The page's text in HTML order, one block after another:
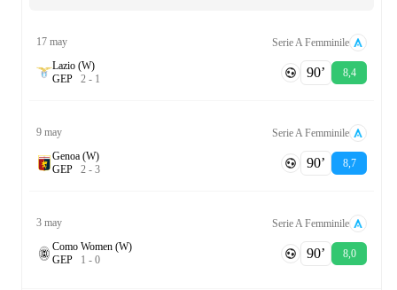
17 may
Serie A Femminile
Lazio (W)
GEP 2 - 1 90‎’‎ 8,4
9 may
Serie A Femminile
Genoa (W)
GEP 2 - 3 90‎’‎ 8,7
3 may
Serie A Femminile
Como Women (W)
GEP 1 - 0 90‎’‎ 8,0